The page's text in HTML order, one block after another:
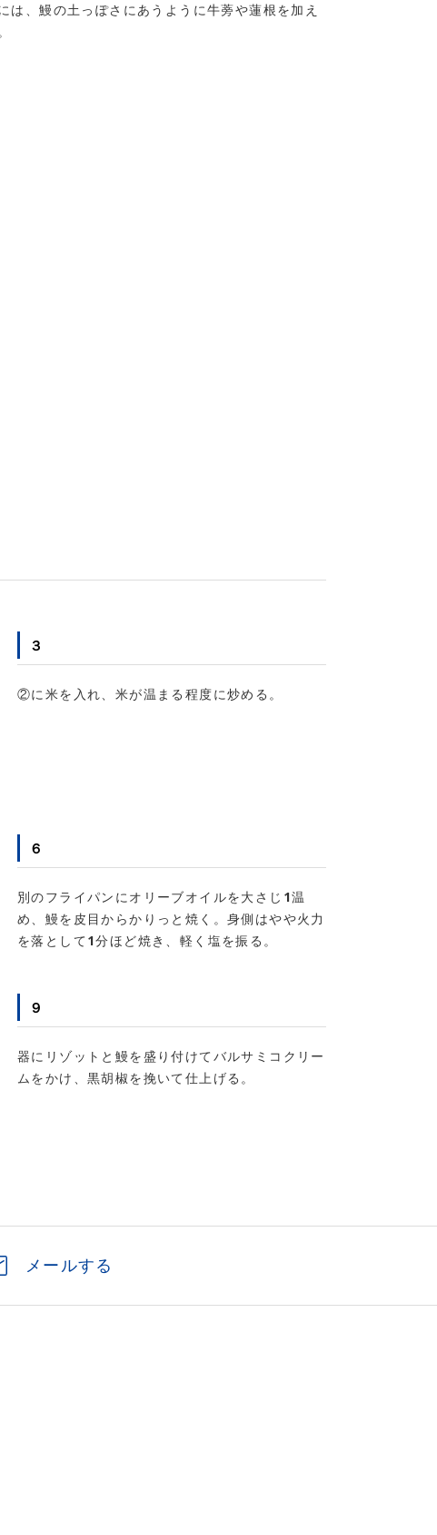
は、鰻の土っぽさにあうように牛蒡や蓮根を加え
３
②に米を入れ、米が温まる程度に炒める。
６
別のフライパンにオリーブオイルを大さじ1温
め、鰻を皮目からかりっと焼く。身側はやや火力
を落として1分ほど焼き、軽く塩を振る。
９
器にリゾットと鰻を盛り付けてバルサミコクリー
ムをかけ、黒胡椒を挽いて仕上げる。
メールする